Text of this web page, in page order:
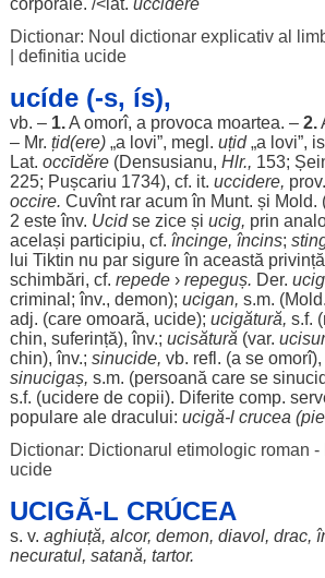
corporale. /<lat. uccidere
Dictionar: Noul dictionar explicativ al
definitia ucide
ucíde (-s, ís),
vb. – 1.A omorî, a provoca moartea. – 2.
– Mr. țid(ere)„a lovi”, megl. uțid„a lovi”,
Lat. occῑdĕre(Densusianu, Hlr., 153;
225; Pușcariu 1734), cf. it. uccidere,
occire. Cuvînt rar acumîn Munt. și Mold.
2 este înv. Ucidse ziceși ucig, prin
același participiu, cf. încinge, încins;
lui Tiktin nu par sigureîn această privință
schimbări, cf. repede› repeguș. Der.
criminal ; înv., demon); ucigan, s.m.
adj. (care omoară, ucide); ucigătură, s.f. (
chin, suferință), înv.; ucisătură (var.
chin), înv.; sinucide, vb. refl. (a se omorî),
sinucigaș, s.m. (persoană care se
s.f. (uciderede copii). Diferitecomp.
populare aledracului: ucigă-l crucea (
Dictionar: Dictionarul etimologic roman -
ucide
UCIGĂ-L CRÚCEA
s. v. aghiuță, alcor, demon, diavol, drac,
necuratul, satană, tartor.